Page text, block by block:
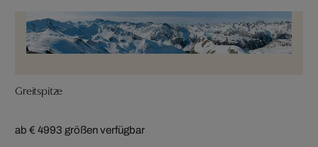
Greitspitze
ab € 4993 größen verfügbar